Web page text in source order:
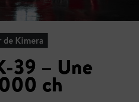
de Kimera
39 – Une
ch